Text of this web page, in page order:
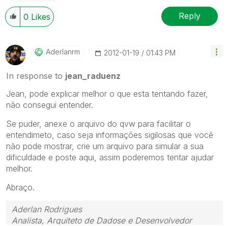
0 Likes Reply
Aderlanrm ‎2012-01-19 01:43 PM
In response to jean_raduenz
Jean, pode explicar melhor o que esta tentando fazer,
não consegui entender.
Se puder, anexe o arquivo do qvw para facilitar o
entendimeto, caso seja informações sigilosas que você
não pode mostrar, crie um arquivo para simular a sua
dificuldade e poste aqui, assim poderemos tentar ajudar
melhor.
Abraço.
Aderlan Rodrigues
Analista, Arquiteto de Dadose e Desenvolvedor